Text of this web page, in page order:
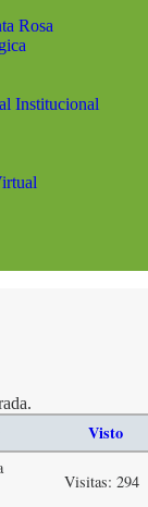
Rosa
Institucional
Visto
Visitas: 294